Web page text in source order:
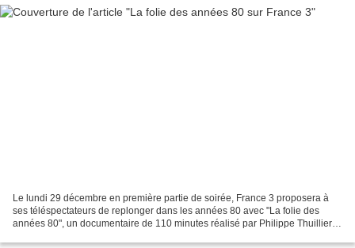
Le lundi 29 décembre en première partie de soirée, France 3 proposera à
ses téléspectateurs de replonger dans les années 80 avec "La folie des
années 80", un documentaire de 110 minutes réalisé par Philippe Thuillier